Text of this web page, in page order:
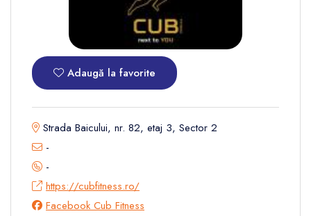
Adaugă la favorite
Strada Baicului, nr. 82, etaj 3, Sector 2
-
-
https://cubfitness.ro/
Facebook Cub Fitness